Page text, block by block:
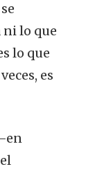
ni lo que
lo que
es